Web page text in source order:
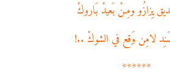
يِزازُو ومِـنْ بَعيدْ بَاروكْ
لامِن وَقع في الشوكْ ..!
******